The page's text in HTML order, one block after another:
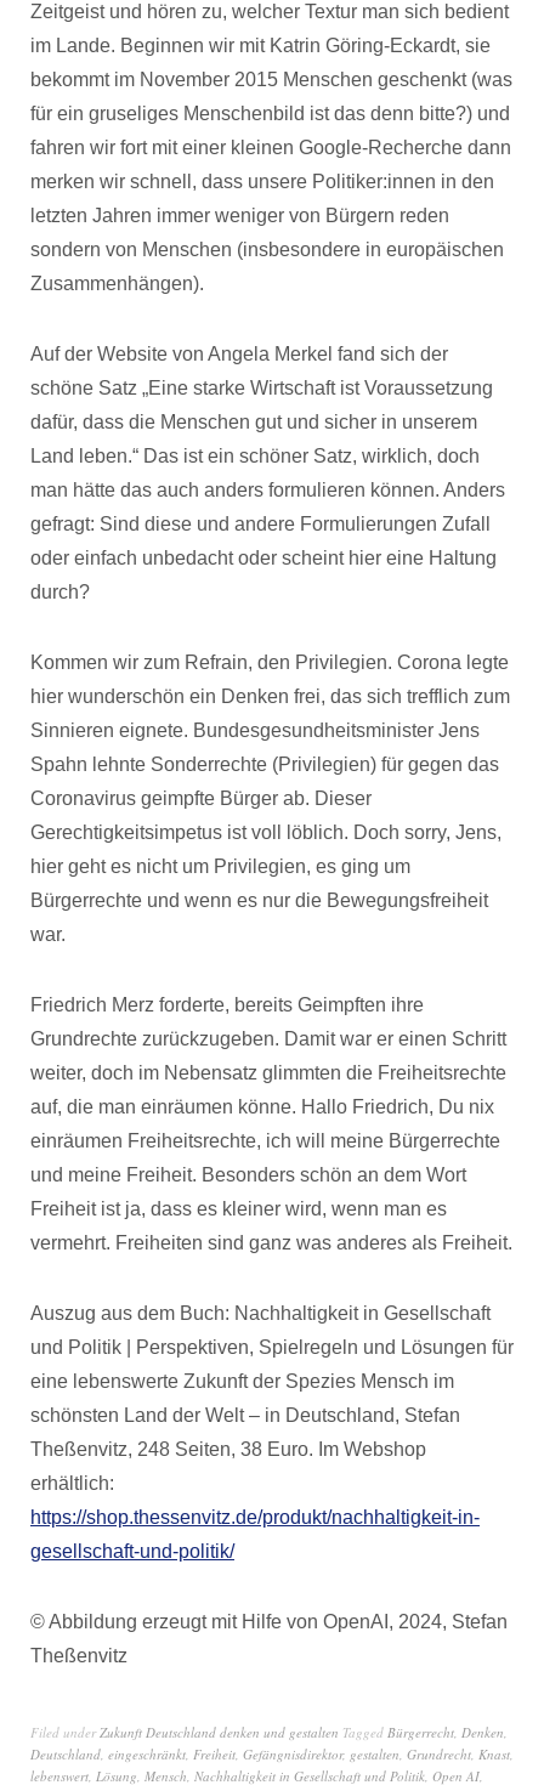
Zeitgeist und hören zu, welcher Textur man sich bedient
im Lande. Beginnen wir mit Katrin Göring-Eckardt, sie
bekommt im November 2015 Menschen geschenkt (was
für ein gruseliges Menschenbild ist das denn bitte?) und
fahren wir fort mit einer kleinen Google-Recherche dann
merken wir schnell, dass unsere Politiker:innen in den
letzten Jahren immer weniger von Bürgern reden
sondern von Menschen (insbesondere in europäischen
Zusammenhängen).
Auf der Website von Angela Merkel fand sich der
schöne Satz „Eine starke Wirtschaft ist Voraussetzung
dafür, dass die Menschen gut und sicher in unserem
Land leben.“ Das ist ein schöner Satz, wirklich, doch
man hätte das auch anders formulieren können. Anders
gefragt: Sind diese und andere Formulierungen Zufall
oder einfach unbedacht oder scheint hier eine Haltung
durch?
Kommen wir zum Refrain, den Privilegien. Corona legte
hier wunderschön ein Denken frei, das sich trefflich zum
Sinnieren eignete. Bundesgesundheitsminister Jens
Spahn lehnte Sonderrechte (Privilegien) für gegen das
Coronavirus geimpfte Bürger ab. Dieser
Gerechtigkeitsimpetus ist voll löblich. Doch sorry, Jens,
hier geht es nicht um Privilegien, es ging um
Bürgerrechte und wenn es nur die Bewegungsfreiheit
war.
Friedrich Merz forderte, bereits Geimpften ihre
Grundrechte zurückzugeben. Damit war er einen Schritt
weiter, doch im Nebensatz glimmten die Freiheitsrechte
auf, die man einräumen könne. Hallo Friedrich, Du nix
einräumen Freiheitsrechte, ich will meine Bürgerrechte
und meine Freiheit. Besonders schön an dem Wort
Freiheit ist ja, dass es kleiner wird, wenn man es
vermehrt. Freiheiten sind ganz was anderes als Freiheit.
Auszug aus dem Buch: Nachhaltigkeit in Gesellschaft
und Politik | Perspektiven, Spielregeln und Lösungen für
eine lebenswerte Zukunft der Spezies Mensch im
schönsten Land der Welt – in Deutschland, Stefan
Theßenvitz, 248 Seiten, 38 Euro. Im Webshop
erhältlich:
https://shop.thessenvitz.de/produkt/nachhaltigkeit-in-
gesellschaft-und-politik/
© Abbildung erzeugt mit Hilfe von OpenAI, 2024, Stefan
Theßenvitz
Filed underZukunft Deutschland denken und gestalten Tagged Bürgerrecht, Denken,
Deutschland, eingeschränkt, Freiheit, Gefängnisdirektor, gestalten, Grundrecht, Knast,
lebenswert, Lösung, Mensch, Nachhaltigkeit in Gesellschaft und Politik, Open AI,